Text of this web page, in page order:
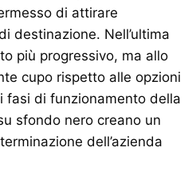
di attirare
destinazione. Nell’ultima
più progressivo, ma allo
cupo rispetto alle opzioni
fasi di funzionamento della
sfondo nero creano un
dell’azienda